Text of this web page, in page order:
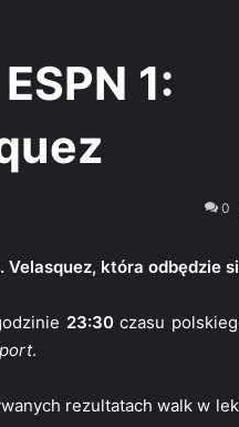
1:
0
Velasquez, która odbędzie
23:30czasu
.
rezultatach walk w